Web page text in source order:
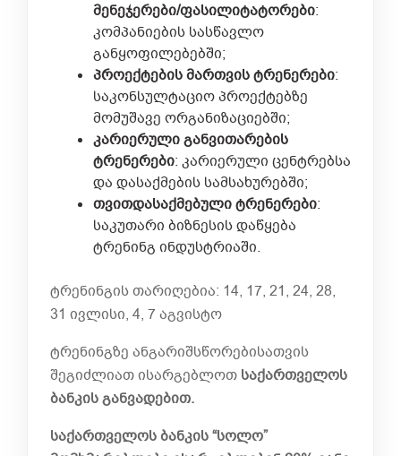
მენეჯერები/ფასილიტატორები:
კომპანიების სასწავლო
განყოფილებებში;
პროექტებისმართვისტრენერები:
საკონსულტაციო პროექტებზე
მომუშავე ორგანიზაციებში;
კარიერულიგანვითარების
ტრენერები: კარიერული ცენტრებსა
და დასაქმების სამსახურებში;
თვითდასაქმებულიტრენერები:
საკუთარი ბიზნესის დაწყება
ტრენინგ ინდუსტრიაში.
ტრენინგის თარიღებია: 14, 17, 21, 24, 28,
31 ივლისი, 4, 7 აგვისტო
ტრენინგზე ანგარიშსწორებისათვის
შეგიძლიათ ისარგებლოთ საქართველოს
ბანკის განვადებით.
საქართველოს ბანკის “სოლო”